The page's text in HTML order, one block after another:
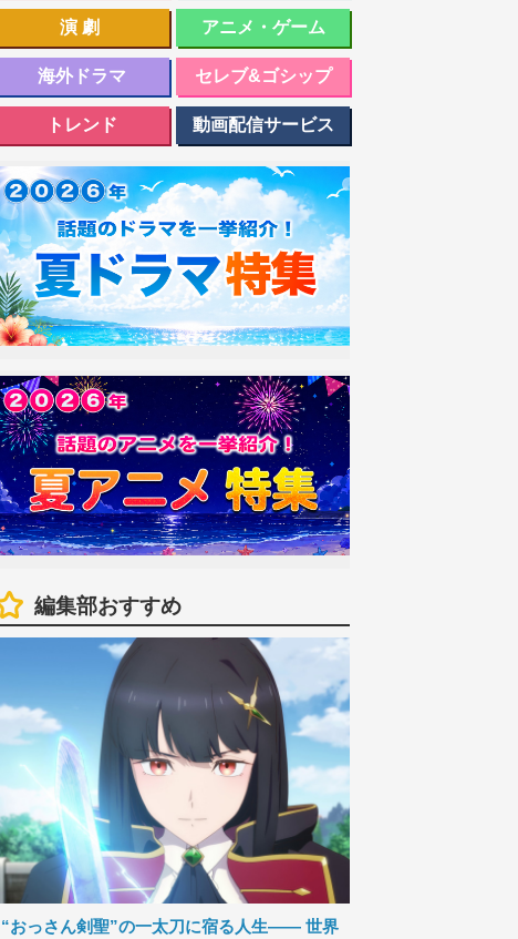
演劇 アニメ・ゲーム
海外ドラマ セレブ&ゴシップ
トレンド 動画配信サービス
編集部おすすめ
“おっさん剣聖”の一太刀に宿る人生―― 世界